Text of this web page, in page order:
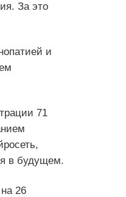
За это
и
71
в будущем.
26